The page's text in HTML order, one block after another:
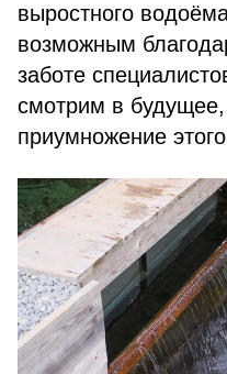
выростного
возможным
заботе
смотрим в
приумножение